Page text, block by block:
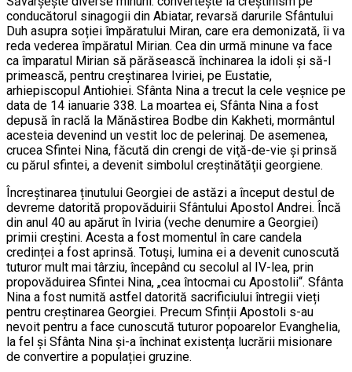
conducătorul sinagogii din Abiatar, revarsă darurile Sfântului
Duh asupra soției împăratului Miran, care era demonizată, îi va
reda vederea împăratul Mirian. Cea din urmă minune va face
ca împaratul Mirian să părăsească închinarea la idoli și să-l
primească, pentru creștinarea Iviriei, pe Eustatie,
arhiepiscopul Antiohiei. Sfânta Nina a trecut la cele veșnice pe
data de 14 ianuarie 338. La moartea ei, Sfânta Nina a fost
depusă în raclă la Mănăstirea Bodbe din Kakheti, mormântul
acesteia devenind un vestit loc de pelerinaj. De asemenea,
crucea Sfintei Nina, făcută din crengi de viţă-de-vie şi prinsă
cu părul sfintei, a devenit simbolul creştinătăţii georgiene.
Încreștinarea ținutului Georgiei de astăzi a început destul de
devreme datorită propovăduirii Sfântului Apostol Andrei. Încă
din anul 40 au apărut în Iviria (veche denumire a Georgiei)
primii creștini. Acesta a fost momentul în care candela
credinței a fost aprinsă. Totuși, lumina ei a devenit cunoscută
tuturor mult mai târziu, începând cu secolul al IV-lea, prin
propovăduirea Sfintei Nina, „cea întocmai cu Apostolii“. Sfânta
Nina a fost numită astfel datorită sacrificiului întregii vieți
pentru creștinarea Georgiei. Precum Sfinții Apostoli s-au
nevoit pentru a face cunoscută tuturor popoarelor Evanghelia,
la fel și Sfânta Nina și-a închinat existența lucrării misionare
de convertire a populației gruzine.